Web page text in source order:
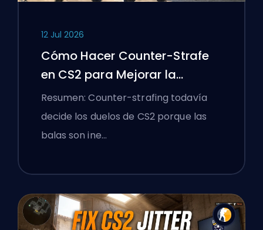
12 Jul 2026
Cómo Hacer Counter-Strafe
en CS2 para Mejorar la
Precisión
Resumen: Counter-strafing todavía
decide los duelos de CS2 porque las
balas son ine…